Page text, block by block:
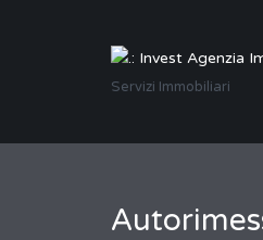
Servizi Immobiliari